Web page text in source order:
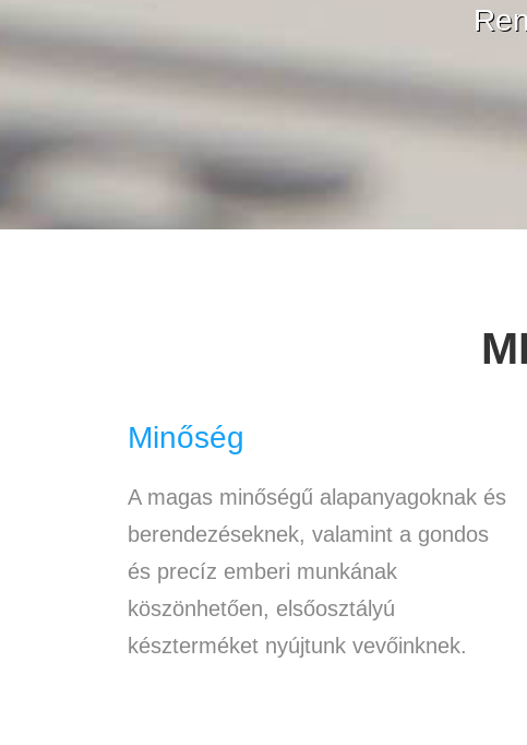
Minőség
A magas minőségű alapanyagoknak és
berendezéseknek, valamint a gondos
és precíz emberi munkának
köszönhetően, elsőosztályú
készterméket nyújtunk vevőinknek.